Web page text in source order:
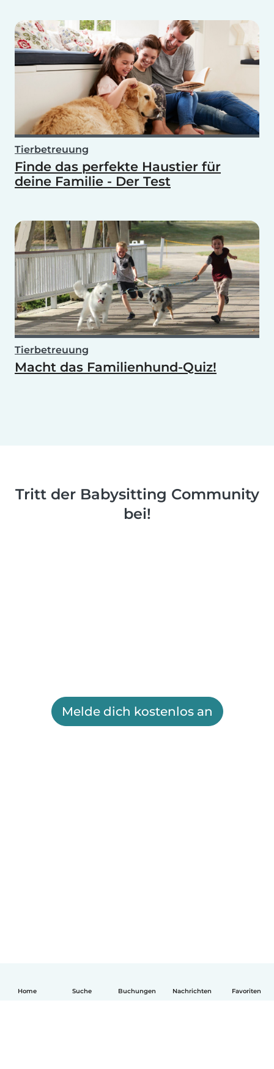
Home Suche Buchungen Nachrichten Favoriten
Tierbetreuung
Finde das perfekte Haustier für
deine Familie - Der Test
Tierbetreuung
Macht das Familienhund-Quiz!
Tritt der Babysitting Community
bei!
Melde dich kostenlos an